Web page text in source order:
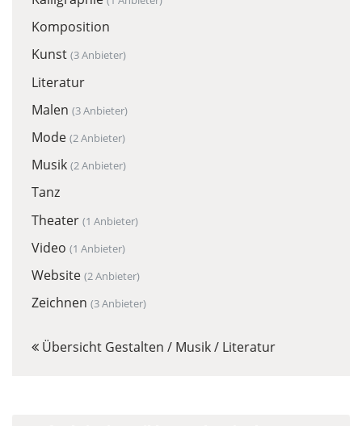
Komposition
Kunst (3 Anbieter)
Literatur
Malen (3 Anbieter)
Mode (2 Anbieter)
Musik (2 Anbieter)
Tanz
Theater (1 Anbieter)
Video (1 Anbieter)
Website (2 Anbieter)
Zeichnen (3 Anbieter)
Übersicht Gestalten / Musik / Literatur